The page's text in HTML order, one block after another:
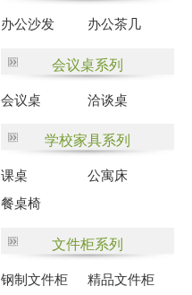
办公沙发 办公茶几
会议桌系列
会议桌 洽谈桌
学校家具系列
课桌
公寓床
餐桌椅
文件柜系列
钢制文件柜
精品文件柜